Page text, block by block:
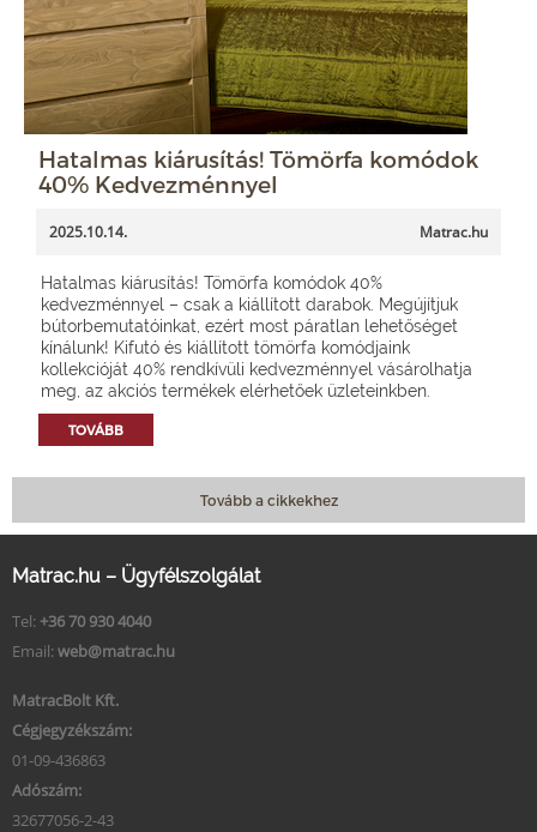
Hatalmas kiárusítás! Tömörfa komódok
40% Kedvezménnyel
2025.10.14. Matrac.hu
Hatalmas kiárusítás! Tömörfa komódok 40%
kedvezménnyel – csak a kiállított darabok. Megújítjuk
bútorbemutatóinkat, ezért most páratlan lehetőséget
kínálunk! Kifutó és kiállított tömörfa komódjaink
kollekcióját 40% rendkívüli kedvezménnyel vásárolhatja
meg, az akciós termékek elérhetőek üzleteinkben.
TOVÁBB
Tovább a cikkekhez
Matrac.hu – Ügyfélszolgálat
Tel: +36 70 930 4040
Email: web@matrac.hu
MatracBolt Kft.
Cégjegyzékszám:
01-09-436863
Adószám:
32677056-2-43